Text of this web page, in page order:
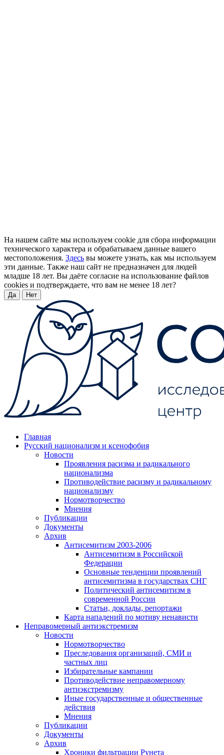
На нашем сайте мы используем cookie для сбора информации
технического характера и обрабатываем данные вашего
местоположения. Здесь вы можете узнать, как мы используем
эти данные. Также наш сайт не предназначен для людей
младше 18 лет. Вы даёте согласие на использование файлов
cookies и подтверждаете, что вам не менее 18 лет?
Да Нет
Главная
Русский национализм и ксенофобия
Новости
Проявления расизма и радикального
национализма
Противодействие расизму и радикальному
национализму
Нормотворчество
Мнения
Публикации
Документы
Архив
Антисемитизм 2003-2006
Антисемитизм в Российской
Федерации
Основные тенденции проявлений
антисемитизма в государствах СНГ
Политический антисемитизм в
современной России
Статьи, доклады, репортажи
Карта нападений по мотиву ненависти
Неправомерный антиэкстремизм
Новости
Нормотворчество
Преследования организаций, СМИ и
частных лиц
Избирательные кампании
Противодействие неправомерному
антиэкстремизму
Иные государственные и общественные
действия
Мнения
Публикации
Документы
Архив
Хроники фильтрации Рунета